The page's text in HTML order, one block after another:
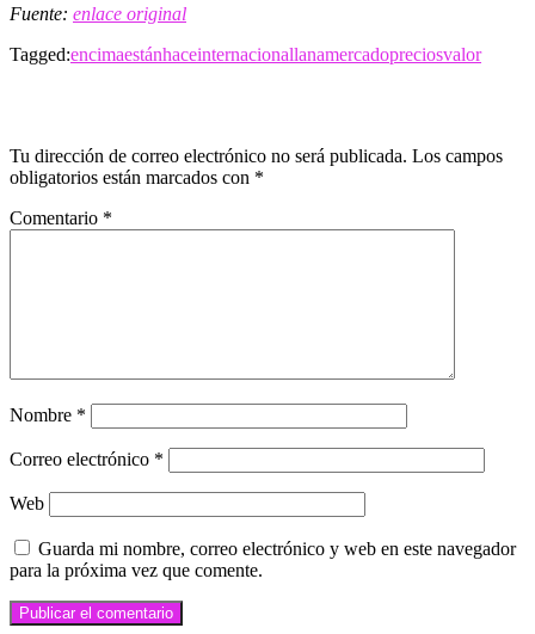
Fuente: enlace original
Tagged:encimaestánhaceinternacionallanamercadopreciosvalor
Tu dirección de correo electrónico no será publicada. Los campos
obligatorios están marcados con *
Comentario *
Nombre *
Correo electrónico *
Web
Guarda mi nombre, correo electrónico y web en este navegador
para la próxima vez que comente.